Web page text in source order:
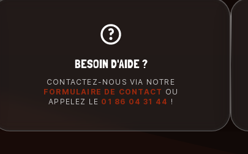
BESOIN D'AIDE ?
CONTACTEZ-NOUS VIA NOTRE
FORMULAIRE DE CONTACT OU
APPELEZ LE 01 86 04 31 44 !